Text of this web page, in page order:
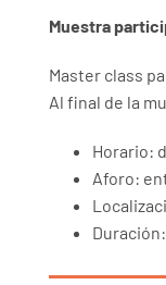
Muestra
Master class
Al final de la
Horario:
Aforo: